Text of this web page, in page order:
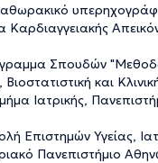
Kαρδιαγγειακής
Σπουδών
και
Ιατρικής,
Επιστημών Υγείας,
Πανεπιστήμιο